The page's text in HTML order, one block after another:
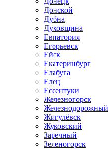
Донской
Дубна
Духовщина
Евпатория
Егорьевск
Ейск
Екатеринбург
Елабуга
Елец
Ессентуки
Железногорск
Железнодорожный
Жигулёвск
Жуковский
Заречный
Зеленогорск